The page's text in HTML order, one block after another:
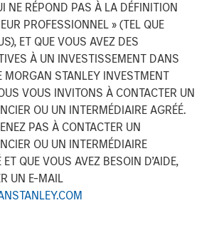
NE RÉPOND PAS À LA DÉFINITION
PROFESSIONNEL » (TEL QUE
ET QUE VOUS AVEZ DES
À UN INVESTISSEMENT DANS
MORGAN STANLEY INVESTMENT
VOUS INVITONS À CONTACTER UN
OU UN INTERMÉDIAIRE AGRÉÉ.
PAS À CONTACTER UN
OU UN INTERMÉDIAIRE
QUE VOUS AVEZ BESOIN D’AIDE,
UN E-MAIL
at an
Point